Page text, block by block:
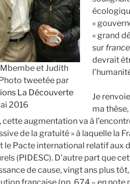
et Judith
tweetée par
La Découverte
2016
«
« grand
sur
devrait
Je
ma thèse,
, cette augmentation va à
de la gratuité » à laquelle la
le Pacte international relatif aux
(PIDESC). D’autre part que
de cause, vingt ans plus